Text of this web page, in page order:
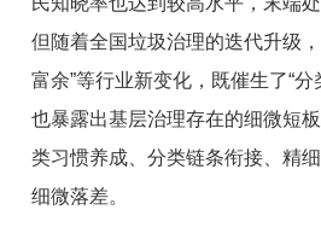
但随着全国垃圾治理的迭代升级，
富余”等行业新变化，既催生了“分
也暴露出基层治理存在的细微短
类习惯养成、分类链条衔接、精
细微落差。